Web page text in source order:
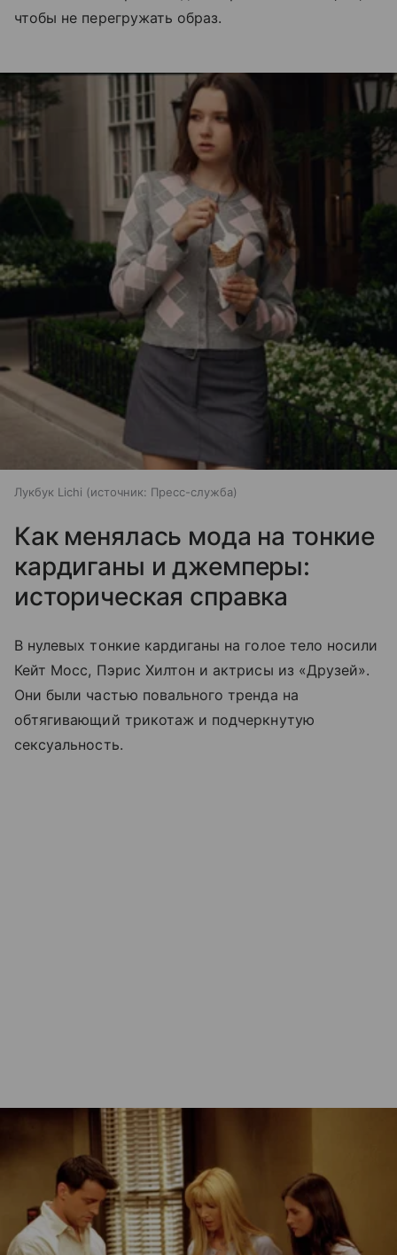
чтобы не перегружать образ.
Лукбук Lichi источник: Пресс-служба
Как менялась мода на тонкие
кардиганы и джемперы:
историческая справка
В нулевых тонкие кардиганы на голое тело носили
Кейт Мосс, Пэрис Хилтон и актрисы из «Друзей».
Они были частью повального тренда на
обтягивающий трикотаж и подчеркнутую
сексуальность.